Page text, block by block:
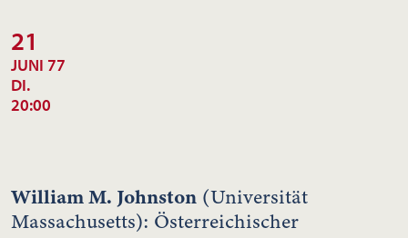
21
JUNI 77
DI.
20:00
William M. Johnston (Universität
Massachusetts): Österreichischer